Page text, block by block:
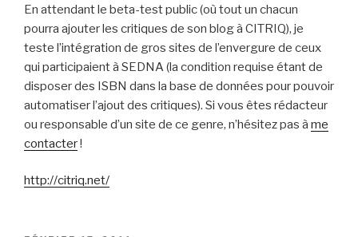
En attendant le beta-test public (où tout un chacun
pourra ajouter les critiques de son blog à CITRIQ), je
teste l’intégration de gros sites de l’envergure de ceux
qui participaient à SEDNA (la condition requise étant de
disposer des ISBN dans la base de données pour pouvoir
automatiser l’ajout des critiques). Si vous êtes rédacteur
ou responsable d’un site de ce genre, n’hésitez pas à me
contacter!
http://citriq.net/